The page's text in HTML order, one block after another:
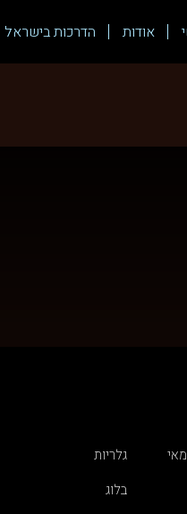
אודות הדרכות בישראל
גלריות
בלוג